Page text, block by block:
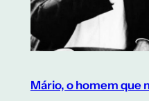
Mário, o homem que